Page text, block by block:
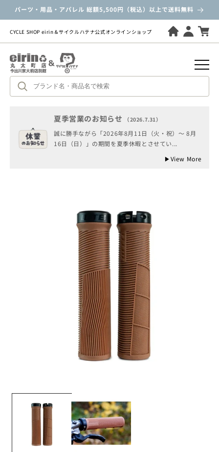
に
進
む
パーツ・用品・アパレル 総額5,500円（税込）以上で送料無料
CYCLE SHOP eirin＆サイクルハテナ公式オンラインショップ
夏季営業のお知らせ （2026.7.31）
誠に勝手ながら「2026年8月11日（火・祝）～ 8月
16日（日）」の期間を夏季休暇とさせてい...
▶View More
品